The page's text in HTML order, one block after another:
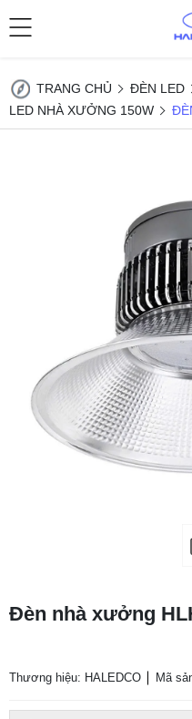
TRANG CHỦ ĐÈN LED
LED NHÀ XƯỞNG 150W
Đèn nhà xưởng
Thương hiệu: HALEDCO Mã